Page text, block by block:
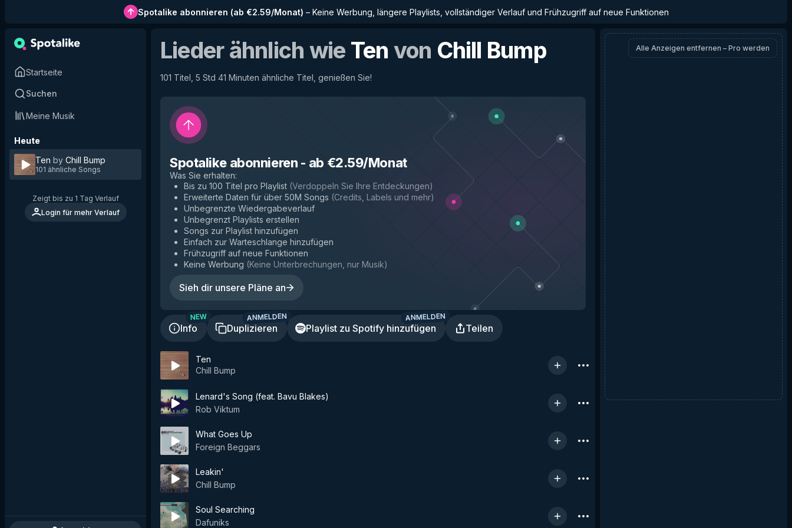
Spotalike abonnieren (ab €2.59/Monat) – Keine Werbung, längere Playlists, vollständiger Verlauf und Frühzugriff auf neue Funktionen
Startseite
Suchen
Meine Musik
Heute
Ten by Chill Bump
101 ähnliche Songs
Zeigt bis zu 1 Tag Verlauf
Login für mehr Verlauf
Lieder ähnlich wie Ten von Chill Bump
101 Titel, 5 Std 41 Minuten ähnliche Titel, genießen Sie!
Spotalike abonnieren - ab €2.59/Monat
Was Sie erhalten:
Bis zu 100 Titel pro Playlist (Verdoppeln Sie Ihre Entdeckungen)
Erweiterte Daten für über 50M Songs (Credits, Labels und mehr)
Unbegrenzte Wiedergabeverlauf
Unbegrenzt Playlists erstellen
Songs zur Playlist hinzufügen
Einfach zur Warteschlange hinzufügen
Frühzugriff auf neue Funktionen
Keine Werbung (Keine Unterbrechungen, nur Musik)
Sieh dir unsere Pläne an
Info
NEW
Duplizieren
ANMELDEN
Playlist zu Spotify hinzufügen
ANMELDEN
Teilen
Ten
Chill Bump
Lenard's Song (feat. Bavu Blakes)
Rob Viktum
What Goes Up
Foreign Beggars
Leakin'
Chill Bump
Soul Searching
Dafuniks
Alle Anzeigen entfernen – Pro werden